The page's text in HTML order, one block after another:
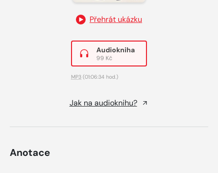
Přehrát ukázku
Audiokniha
99 Kč
MP3 (01:06:34 hod.)
Jak na audioknihu?
Anotace